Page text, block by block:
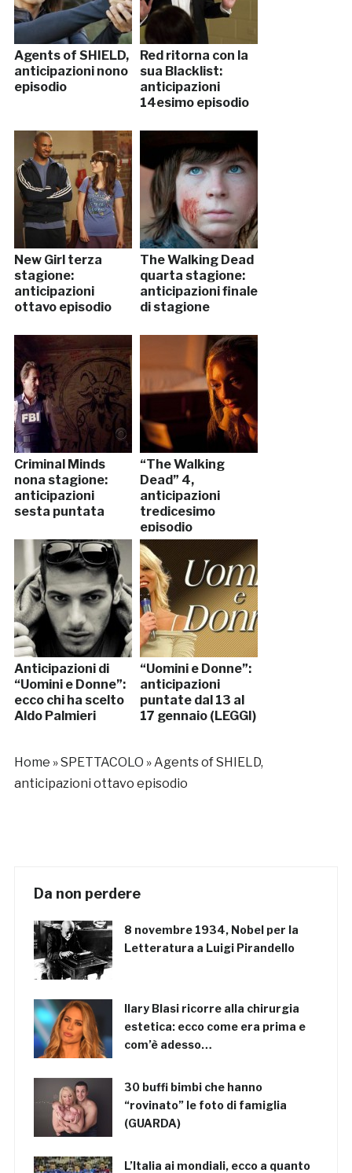
Agents of SHIELD,
anticipazioni nono
episodio
Red ritorna con la
sua Blacklist:
anticipazioni
14esimo episodio
New Girl terza
stagione:
anticipazioni
ottavo episodio
The Walking Dead
quarta stagione:
anticipazioni finale
di stagione
Criminal Minds
nona stagione:
anticipazioni
sesta puntata
“The Walking
Dead” 4,
anticipazioni
tredicesimo
episodio
Anticipazioni di
“Uomini e Donne”:
ecco chi ha scelto
Aldo Palmieri
“Uomini e Donne”:
anticipazioni
puntate dal 13 al
17 gennaio (LEGGI)
Home »SPETTACOLO »Agents of SHIELD,
anticipazioni ottavo episodio
Da non perdere
8 novembre 1934, Nobel per la
Letteratura a Luigi Pirandello
Ilary Blasi ricorre alla chirurgia
estetica: ecco come era prima e
com’è adesso…
30 buffi bimbi che hanno
“rovinato” le foto di famiglia
(GUARDA)
L’Italia ai mondiali, ecco a quanto